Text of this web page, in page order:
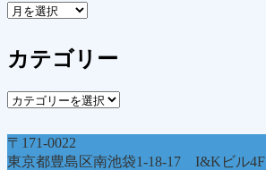
ア
カ
イ
カテゴリー
カ
ゴ
リ
〒171-0022
東京都豊島区南池袋1-18-17 I&Kビル4F